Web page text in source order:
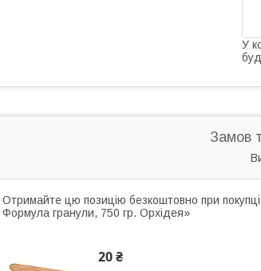
У
Замов
Отримайте цю позицію безкоштовно при покупці
Формула гранули, 750 гр. Орхідея»
20 ₴